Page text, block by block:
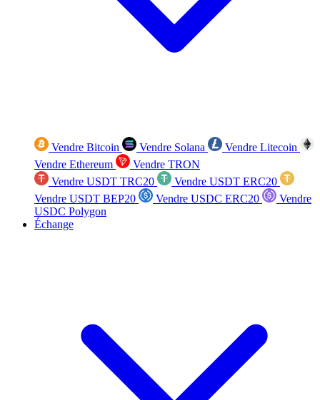
Vendre Bitcoin Vendre Solana
Vendre Litecoin
Vendre Ethereum
Vendre TRON
Vendre USDT TRC20
Vendre USDT ERC20
Vendre USDT BEP20
Vendre USDC ERC20
Vendre
USDC Polygon
Échange